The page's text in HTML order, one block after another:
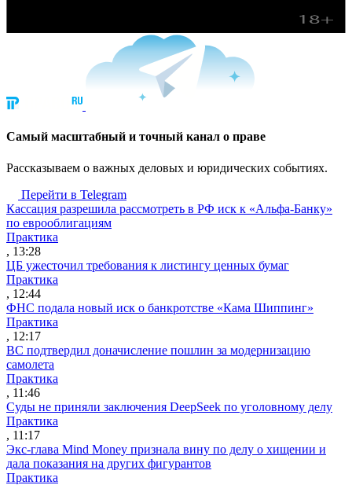
Cамый масштабный и точный канал о праве
Рассказываем о важных деловых и юридических событиях.
Перейти в Telegram
Кассация разрешила рассмотреть в РФ иск к «Альфа-Банку»
по еврооблигациям
Практика
, 13:28
ЦБ ужесточил требования к листингу ценных бумаг
Практика
, 12:44
ФНС подала новый иск о банкротстве «Кама Шиппинг»
Практика
, 12:17
ВС подтвердил доначисление пошлин за модернизацию
самолета
Практика
, 11:46
Суды не приняли заключения DeepSeek по уголовному делу
Практика
, 11:17
Экс-глава Mind Money признала вину по делу о хищении и
дала показания на других фигурантов
Практика